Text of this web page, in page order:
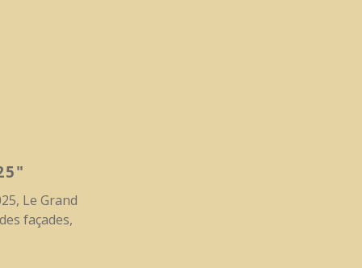
Le Grand
façades,